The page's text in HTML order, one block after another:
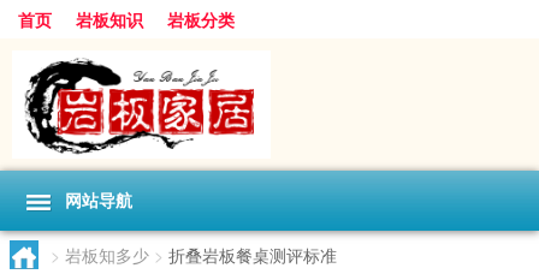
首页 岩板知识 岩板分类
网站导航
> 岩板知多少 > 折叠岩板餐桌测评标准